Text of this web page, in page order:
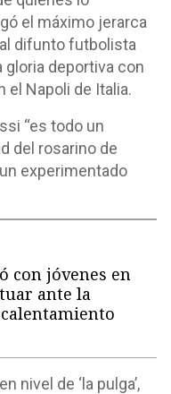
el máximo jerarca
difunto futbolista
deportiva con
el Napoli de Italia.
“es todo un
del rosarino de
experimentado
con jóvenes en
ante la
nivel de ‘la pulga’,